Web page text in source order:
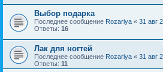
Выбор подарка
Последнее сообщение Rozariya « 31 авг
Ответы: 16
Лак для ногтей
Последнее сообщение Rozariya « 31 авг
Ответы: 11